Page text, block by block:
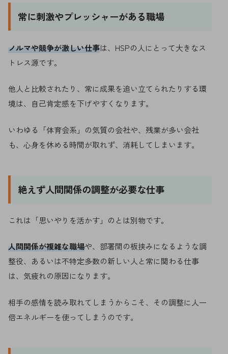
常に刺激やプレッシャーがある職場
ノルマや競争が激しい仕事は、HSPの人にとって大きなス
トレス源です。
他人と比較されたり、常に成果を追い立てられたりする環
境は、自己肯定感を下げやすくなります。
いわゆる「体育会系」の気質の会社や、残業が多い会社
も、心身を休める時間が取れず、消耗してしまいます。
絶えず人間関係の調整が必要な仕事
これは「思いやりを活かす」のとは別物です。
人間関係が複雑な職場や、部署間の板挟みになるような調
整役、あるいは不特定多数の新しい人と常に関わる仕事
は、気疲れの原因になります。
相手の感情を読み取れてしまうからこそ、その調整に人一
倍エネルギーを使ってしまうのです。